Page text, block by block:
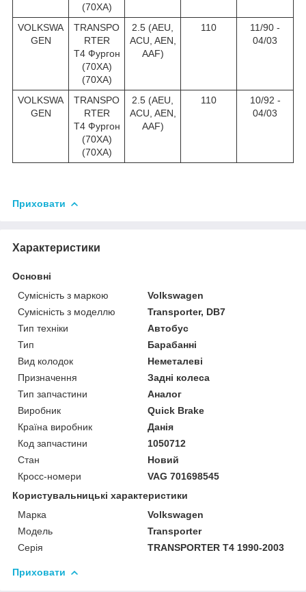
(70XA)
VOLKSWA
GEN
TRANSPO
RTER
T4 Фургон
(70XA)
(70XA)
2.5 (AEU,
ACU, AEN,
AAF)
110
11/90 -
04/03
VOLKSWA
GEN
TRANSPO
RTER
T4 Фургон
(70XA)
(70XA)
2.5 (AEU,
ACU, AEN,
AAF)
110
10/92 -
04/03
Приховати
Характеристики
Основні
Сумісність з маркою
Volkswagen
Сумісність з моделлю
Transporter, DB7
Тип техніки
Автобус
Тип
Барабанні
Вид колодок
Неметалеві
Призначення
Задні колеса
Тип запчастини
Аналог
Виробник
Quick Brake
Країна виробник
Данія
Код запчастини
1050712
Стан
Новий
Кросс-номери
VAG 701698545
Користувальницькі характеристики
Марка
Volkswagen
Модель
Transporter
Серія
TRANSPORTER T4 1990-2003
Приховати